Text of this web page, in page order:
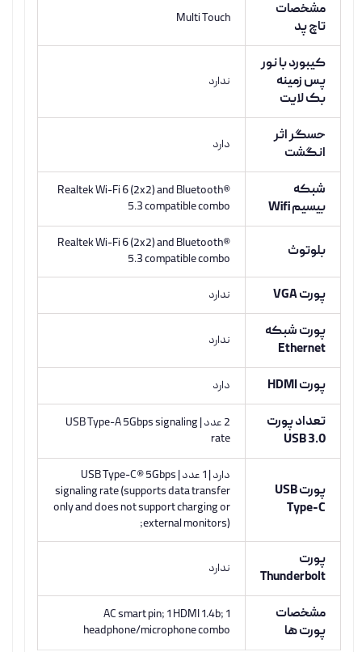
مشخصات
تاچ پد
Multi Touch
کیبورد با نور
پس زمینه
بک لایت
ندارد
حسگر اثر
انگشت
دارد
شبکه
بیسیم Wifi
Realtek Wi-Fi 6 (2x2) and Bluetooth®
5.3 compatible combo
بلوتوث
Realtek Wi-Fi 6 (2x2) and Bluetooth®
5.3 compatible combo
پورت VGA ندارد
پورت شبکه
Ethernet
ندارد
پورت HDMI دارد
تعداد پورت
USB 3.0
2 عدد | USB Type-A 5Gbps signaling
rate
پورت USB
Type-C
دارد | 1 عدد | USB Type-C® 5Gbps
signaling rate (supports data transfer
only and does not support charging or
external monitors);
پورت
Thunderbolt
ندارد
مشخصات
پورت ها
AC smart pin; 1 HDMI 1.4b; 1
headphone/microphone combo